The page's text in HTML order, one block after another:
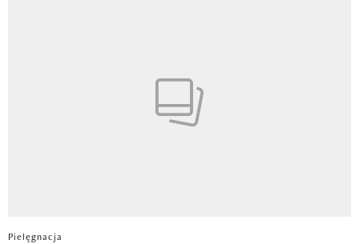
Pielęgnacja